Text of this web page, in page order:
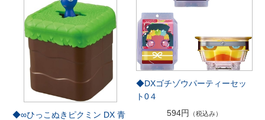
◆∞ひっこぬきピクミン DX 青
◆DXゴチゾウパーティーセッ
ト0４
594円
（税込み）